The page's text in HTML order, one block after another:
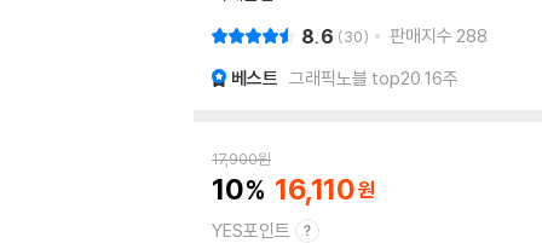
8.6 30 판매지수 288
베스트 그래픽노블 top20 16주
17,900원
10 16,110
YES포인트